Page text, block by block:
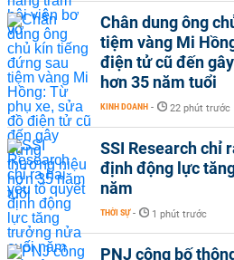
Chân dung ông
tiệm vàng Mi
điện tử cũ đến
hơn 35 năm tuổi
KINH DOANH - 22 phút trước
SSI Research chỉ
định động lực
năm
THỜI SỰ - 1 phút trước
PNJ công bố